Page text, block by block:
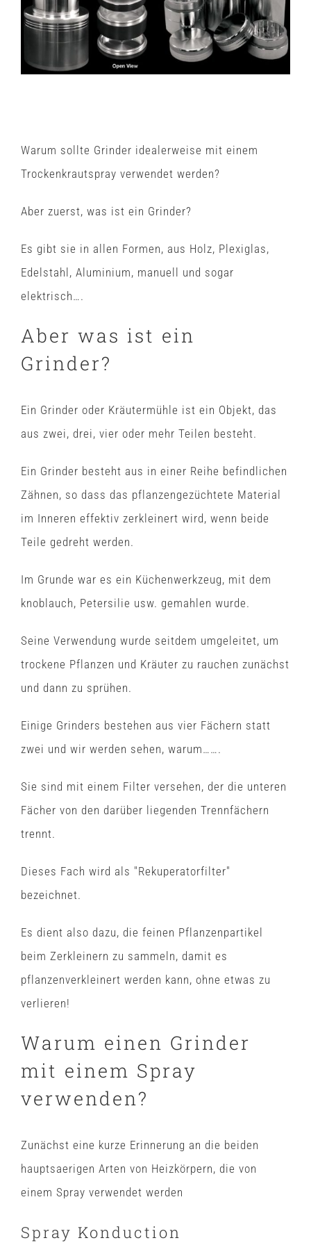
Warum sollte Grinder idealerweise mit einem
Trockenkrautspray verwendet werden?
Aber zuerst, was ist ein Grinder?
Es gibt sie in allen Formen, aus Holz, Plexiglas,
Edelstahl, Aluminium, manuell und sogar
elektrisch….
Aber was ist ein
Grinder?
Ein Grinder oder Kräutermühle ist ein Objekt, das
aus zwei, drei, vier oder mehr Teilen besteht.
Ein Grinder besteht aus in einer Reihe befindlichen
Zähnen, so dass das pflanzengezüchtete Material
im Inneren effektiv zerkleinert wird, wenn beide
Teile gedreht werden.
Im Grunde war es ein Küchenwerkzeug, mit dem
knoblauch, Petersilie usw. gemahlen wurde.
Seine Verwendung wurde seitdem umgeleitet, um
trockene Pflanzen und Kräuter zu rauchen zunächst
und dann zu sprühen.
Einige Grinders bestehen aus vier Fächern statt
zwei und wir werden sehen, warum…….
Sie sind mit einem Filter versehen, der die unteren
Fächer von den darüber liegenden Trennfächern
trennt.
Dieses Fach wird als "Rekuperatorfilter"
bezeichnet.
Es dient also dazu, die feinen Pflanzenpartikel
beim Zerkleinern zu sammeln, damit es
pflanzenverkleinert werden kann, ohne etwas zu
verlieren!
Warum einen Grinder
mit einem Spray
verwenden?
Zunächst eine kurze Erinnerung an die beiden
hauptsaerigen Arten von Heizkörpern, die von
einem Spray verwendet werden
Spray Konduction